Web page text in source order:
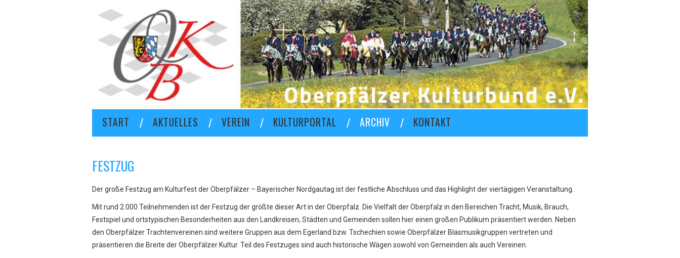
START AKTUELLES VEREIN KULTURPORTAL ARCHIV KONTAKT
FESTZUG
Der große Festzug am Kulturfest der Oberpfälzer – Bayerischer Nordgautag ist der festliche Abschluss und das Highlight der viertägigen Veranstaltung.
Mit rund 2.000 Teilnehmenden ist der Festzug der größte dieser Art in der Oberpfalz. Die Vielfalt der Oberpfalz in den Bereichen Tracht, Musik, Brauch,
Festspiel und ortstypischen Besonderheiten aus den Landkreisen, Städten und Gemeinden sollen hier einen großen Publikum präsentiert werden. Neben
den Oberpfälzer Trachtenvereinen sind weitere Gruppen aus dem Egerland bzw. Tschechien sowie Oberpfälzer Blasmusikgruppen vertreten und
präsentieren die Breite der Oberpfälzer Kultur. Teil des Festzuges sind auch historische Wägen sowohl von Gemeinden als auch Vereinen.